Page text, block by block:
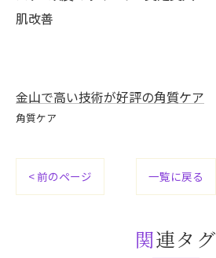
肌改善
金山で高い技術が好評の角質ケア
角質ケア
< 前のページ 一覧に戻る
関連タグ